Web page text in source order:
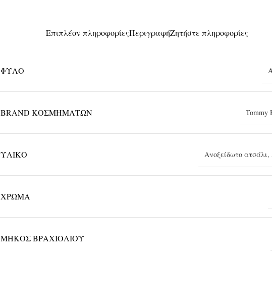
Επιπλέον πληροφορίεςΠεριγραφήΖητήστε πληροφορίες
ΦΎΛΟ
BRAND ΚΟΣΜΗΜΆΤΩΝ Tommy
ΥΛΙΚΌ Ανοξείδωτο ατσάλι,
ΧΡΏΜΑ
ΜΉΚΟΣ ΒΡΑΧΙΟΛΙΟΎ